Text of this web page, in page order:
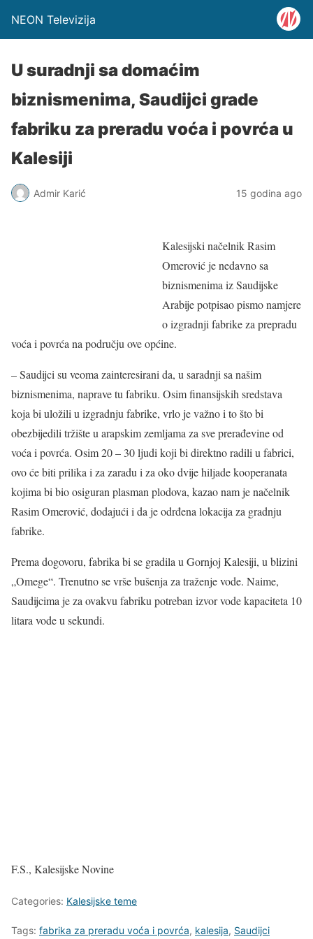
NEON Televizija
U suradnji sa domaćim
biznismenima, Saudijci grade
fabriku za preradu voća i povrća u
Kalesiji
Admir Karić 15 godina ago
Kalesijski načelnik Rasim
Omerović je nedavno sa
biznismenima iz Saudijske
Arabije potpisao pismo namjere
o izgradnji fabrike za prepradu
voća i povrća na području ove općine.
– Saudijci su veoma zainteresirani da, u saradnji sa našim
biznismenima, naprave tu fabriku. Osim finansijskih sredstava
koja bi uložili u izgradnju fabrike, vrlo je važno i to što bi
obezbijedili tržište u arapskim zemljama za sve prerađevine od
voća i povrća. Osim 20 – 30 ljudi koji bi direktno radili u fabrici,
ovo će biti prilika i za zaradu i za oko dvije hiljade kooperanata
kojima bi bio osiguran plasman plodova, kazao nam je načelnik
Rasim Omerović, dodajući i da je odrđena lokacija za gradnju
fabrike.
Prema dogovoru, fabrika bi se gradila u Gornjoj Kalesiji, u blizini
„Omege“. Trenutno se vrše bušenja za traženje vode. Naime,
Saudijcima je za ovakvu fabriku potreban izvor vode kapaciteta 10
litara vode u sekundi.
F.S., Kalesijske Novine
Categories: Kalesijske teme
Tags: fabrika za preradu voća i povrća, kalesija, Saudijci